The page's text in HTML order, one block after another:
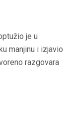
je u
manjinu i izjavio
razgovara